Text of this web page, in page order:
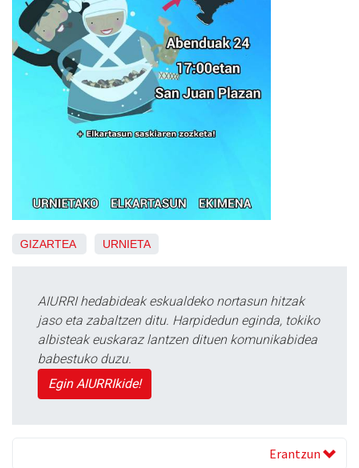
GIZARTEA URNIETA
AIURRI hedabideak eskualdeko nortasun hitzak
jaso eta zabaltzen ditu. Harpidedun eginda, tokiko
albisteak euskaraz lantzen dituen komunikabidea
babestuko duzu.
Egin AIURRIkide!
Erantzun